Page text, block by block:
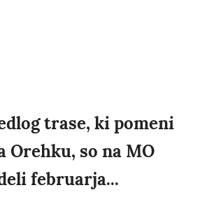
trase, ki pomeni
Orehku, so na MO
februarja...